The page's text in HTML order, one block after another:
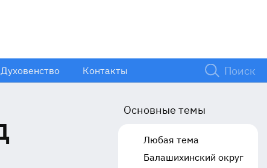
Духовенство Контакты
Основные темы
Любая тема
Балашихинский округ